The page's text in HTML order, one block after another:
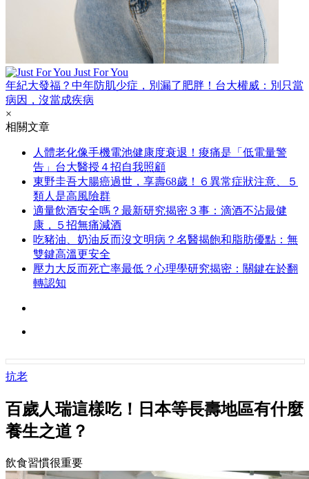
Just For You
年紀大發福？中年防肌少症，別漏了肥胖！台大權威：別只當
病因，沒當成疾病
×
相關文章
人體老化像手機電池健康度衰退！痠痛是「低電量警
告」台大醫授４招自我照顧
東野圭吾大腸癌過世，享壽68歲！６異常症狀注意、５
類人是高風險群
適量飲酒安全嗎？最新研究揭密３事：滴酒不沾最健
康，５招無痛減酒
吃豬油、奶油反而沒文明病？名醫揭飽和脂肪優點：無
雙鍵高溫更安全
壓力大反而死亡率最低？心理學研究揭密：關鍵在於翻
轉認知
抗老
百歲人瑞這樣吃！日本等長壽地區有什麼
養生之道？
飲食習慣很重要